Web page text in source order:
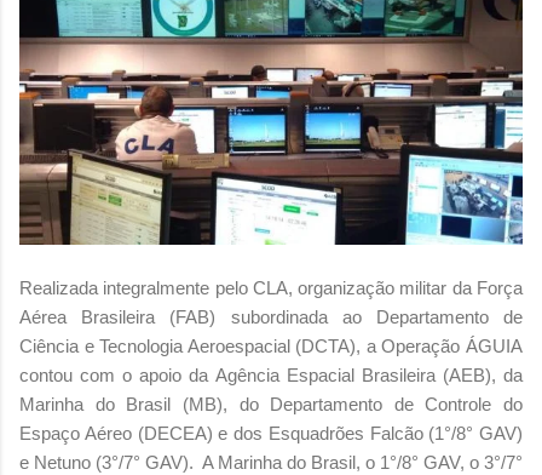
Realizada integralmente pelo CLA, organização militar da Força
Aérea Brasileira (FAB) subordinada ao Departamento de
Ciência e Tecnologia Aeroespacial (DCTA), a Operação ÁGUIA
contou com o apoio da Agência Espacial Brasileira (AEB), da
Marinha do Brasil (MB), do Departamento de Controle do
Espaço Aéreo (DECEA) e dos Esquadrões Falcão (1°/8° GAV)
e Netuno (3°/7° GAV). A Marinha do Brasil, o 1°/8° GAV, o 3°/7°